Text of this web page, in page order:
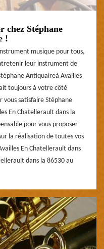
chez Stéphane
!
musique pour tous,
leur instrument de
Antiquaireà Availles
toujours à votre côté
vous satisfaire Stéphane
En Chatellerault dans la
pour vous proposer
la réalisation de toutes vos
En Chatellerault dans
dans la 86530 au